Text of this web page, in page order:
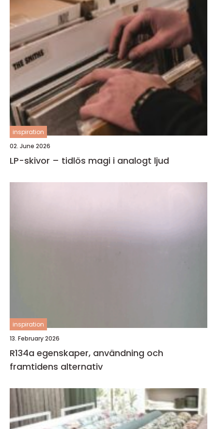
inspiration
02. June 2026
LP-skivor – tidlös magi i analogt ljud
inspiration
13. February 2026
R134a egenskaper, användning och
framtidens alternativ